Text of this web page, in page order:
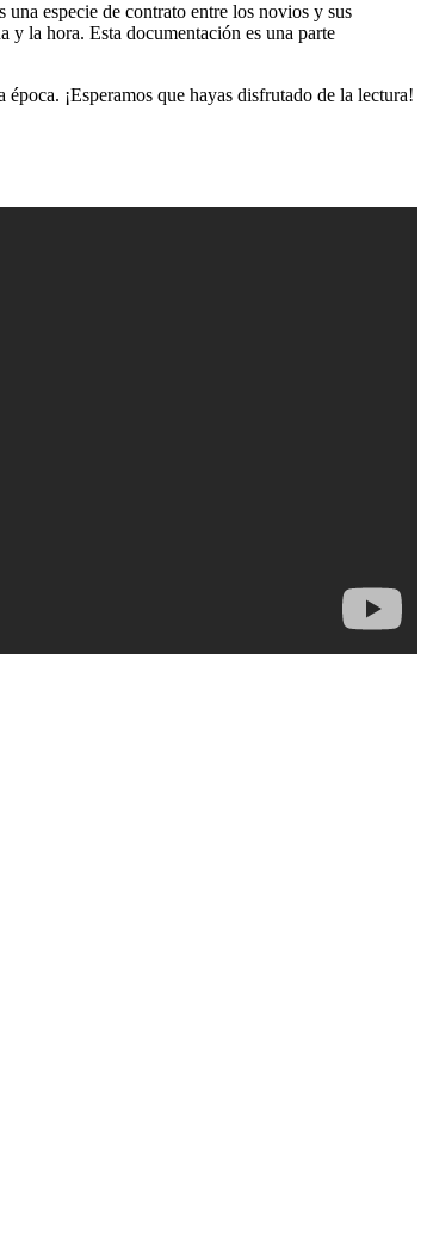
especie de contrato entre los novios y sus
y la hora. Esta documentación es una parte
¡Esperamos que hayas disfrutado de la lectura!